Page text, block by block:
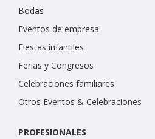
Bodas
Eventos de empresa
Fiestas infantiles
Ferias y Congresos
Celebraciones familiares
Otros Eventos & Celebraciones
PROFESIONALES